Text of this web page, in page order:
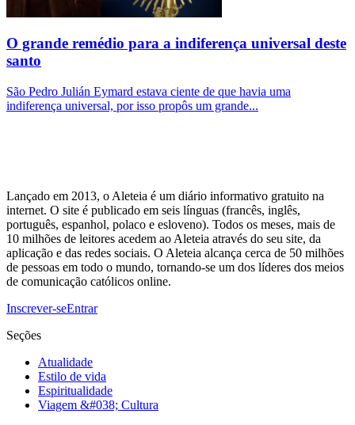
O grande remédio para a indiferença universal deste
santo
São Pedro Julián Eymard estava ciente de que havia uma
indiferença universal, por isso propôs um grande...
Lançado em 2013, o Aleteia é um diário informativo gratuito na
internet. O site é publicado em seis línguas (francês, inglês,
português, espanhol, polaco e esloveno). Todos os meses, mais de
10 milhões de leitores acedem ao Aleteia através do seu site, da
aplicação e das redes sociais. O Aleteia alcança cerca de 50 milhões
de pessoas em todo o mundo, tornando-se um dos líderes dos meios
de comunicação católicos online.
Inscrever-seEntrar
Seções
Atualidade
Estilo de vida
Espiritualidade
Viagem &#038; Cultura